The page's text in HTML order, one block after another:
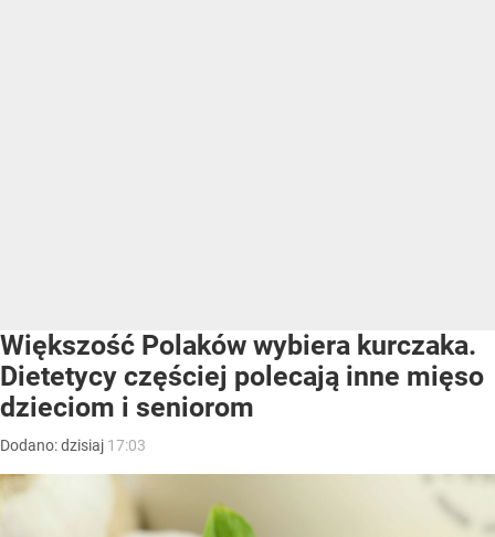
Większość Polaków wybiera kurczaka.
Dietetycy częściej polecają inne mięso
dzieciom i seniorom
Dodano:dzisiaj 17:03